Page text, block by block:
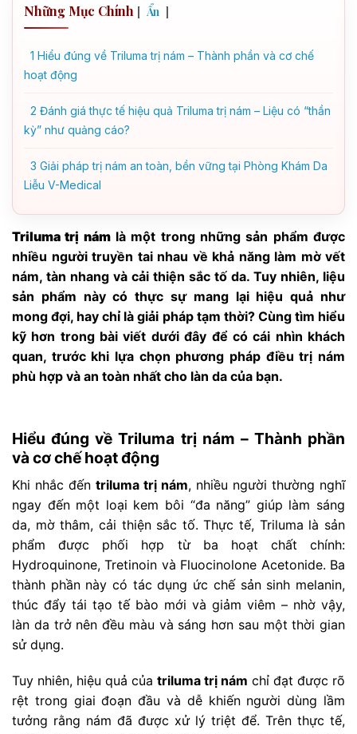
Những Mục Chính [ Ẩn ]
1 Hiểu đúng về Triluma trị nám – Thành phần và cơ chế
hoạt động
2 Đánh giá thực tế hiệu quả Triluma trị nám – Liệu có “thần
kỳ” như quảng cáo?
3 Giải pháp trị nám an toàn, bền vững tại Phòng Khám Da
Liễu V-Medical
Triluma trị námlà một trong những sản phẩm được
nhiều người truyền tai nhau về khả năng làm mờ vết
nám, tàn nhang và cải thiện sắc tố da. Tuy nhiên, liệu
sản phẩm này có thực sự mang lại hiệu quả như
mong đợi, hay chỉ là giải pháp tạm thời? Cùng tìm hiểu
kỹ hơn trong bài viết dưới đây để có cái nhìn khách
quan, trước khi lựa chọn phương pháp điều trị nám
phù hợp và an toàn nhất cho làn da của bạn.
Hiểu đúng về Triluma trị nám – Thành phần
và cơ chế hoạt động
Khi nhắc đến triluma trị nám, nhiều người thường nghĩ
ngay đến một loại kem bôi “đa năng” giúp làm sáng
da, mờ thâm, cải thiện sắc tố. Thực tế, Triluma là sản
phẩm được phối hợp từ ba hoạt chất chính:
Hydroquinone, Tretinoin và Fluocinolone Acetonide. Ba
thành phần này có tác dụng ức chế sản sinh melanin,
thúc đẩy tái tạo tế bào mới và giảm viêm – nhờ vậy,
làn da trở nên đều màu và sáng hơn sau một thời gian
sử dụng.
Tuy nhiên, hiệu quả của triluma trị nám chỉ đạt được rõ
rệt trong giai đoạn đầu và dễ khiến người dùng lầm
tưởng rằng nám đã được xử lý triệt để. Trên thực tế,